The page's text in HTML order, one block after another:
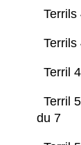
Terrils
Terrils
Terril
Terril
du 7